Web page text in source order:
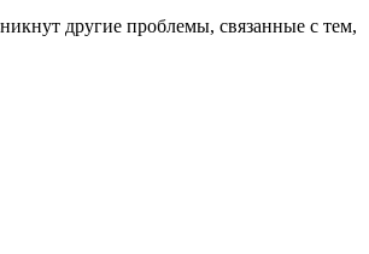
другие проблемы, связанные с тем,